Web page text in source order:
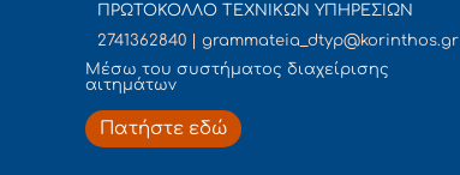
ΠΡΩΤΟΚΟΛΛΟ ΤΕΧΝΙΚΩΝ ΥΠΗΡΕΣΙΩΝ
2741362840 | grammateia_dtyp@korinthos.gr
Mέσω του συστήματος διαχείρισης
αιτημάτων
Πατήστε εδώ